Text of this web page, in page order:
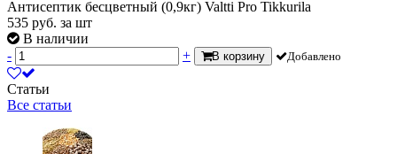
Антисептик бесцветный (0,9кг) Valtti Pro Tikkurila
535 руб. за шт
В наличии
-
+ В корзину Добавлено
Статьи
Все статьи